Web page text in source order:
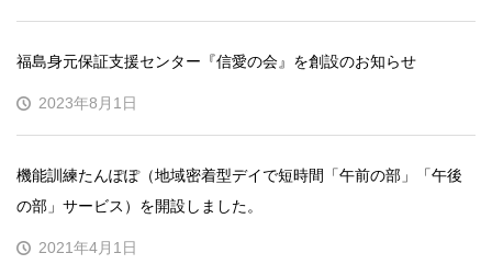
福島身元保証支援センター『信愛の会』を創設のお知らせ
2023年8月1日
機能訓練たんぽぽ（地域密着型デイで短時間「午前の部」「午後
の部」サービス）を開設しました。
2021年4月1日